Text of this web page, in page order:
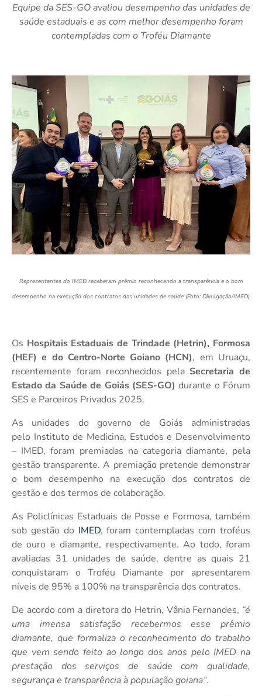
Equipe da SES-GO avaliou desempenho das unidades de
saúde estaduais e as com melhor desempenho foram
contempladas com o Troféu Diamante
Representantes do IMED receberam prêmio reconhecendo a transparência e o bom
desempenho na execução dos contratos das unidades de saúde (Foto: Divulgação/IMED)
Os Hospitais Estaduais de Trindade (Hetrin), Formosa
(HEF) e do Centro-Norte Goiano (HCN), em Uruaçu,
recentemente foram reconhecidos pela Secretaria de
Estado da Saúde de Goiás (SES-GO) durante o Fórum
SES e Parceiros Privados 2025.
As unidades do governo de Goiás administradas
pelo Instituto de Medicina, Estudos e Desenvolvimento
– IMED, foram premiadas na categoria diamante, pela
gestão transparente.A premiação pretende demonstrar
o bom desempenho na execução dos contratos de
gestão e dos termos de colaboração.
As Policlínicas Estaduais de Posse e Formosa, também
sob gestão do IMED, foram contempladas com troféus
de ouro e diamante, respectivamente. Ao todo, foram
avaliadas 31 unidades de saúde, dentre as quais 21
conquistaram o Troféu Diamante por apresentarem
níveis de 95% a 100% na transparência dos contratos.
De acordo com a diretora do Hetrin, Vânia Fernandes, “é
uma imensa satisfação recebermos esse prêmio
diamante, que formaliza o reconhecimento do trabalho
que vem sendo feito ao longo dos anos pelo IMED na
prestação dos serviços de saúde com qualidade,
segurança e transparência à população goiana”.